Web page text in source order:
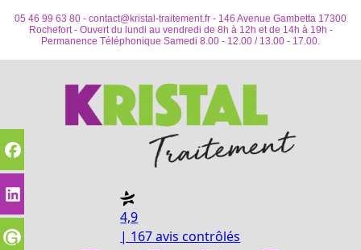
05 46 99 63 80 - contact@kristal-traitement.fr - 146 Avenue Gambetta 17300
Rochefort - Ouvert du lundi au vendredi de 8h à 12h et de 14h à 19h -
Permanence Téléphonique Samedi 8.00 - 12.00 / 13.00 - 17.00.
4,9
| 167 avis contrôlés